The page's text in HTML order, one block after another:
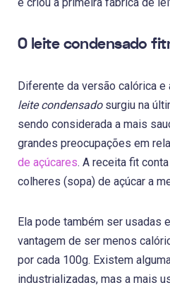
O leite condensado
Diferente da versão calórica e
leite condensadosurgiu na
sendo considerada a mais
grandes preocupações em
de açúcares. A receita fit
colheres (sopa) de açúcar a
Ela pode também ser usadas
vantagem de ser menos
por cada 100g. Existem
industrializadas, mas a mais